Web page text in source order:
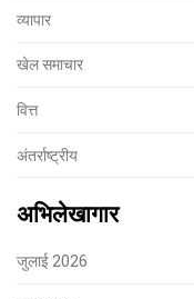
व्यापार
खेल समाचार
वित्त
अंतर्राष्ट्रीय
अभिलेखागार
जुलाई 2026